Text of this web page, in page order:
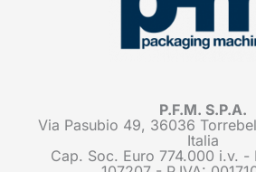
P.F.M. S.P.A.
Via Pasubio 49, 36036
Italia
Cap. Soc. Euro 774.000 i.v. -